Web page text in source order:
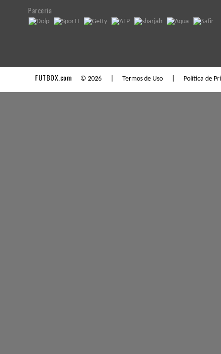
Parceria
FUTBOX.com © 2026 | Termos de Uso Política de